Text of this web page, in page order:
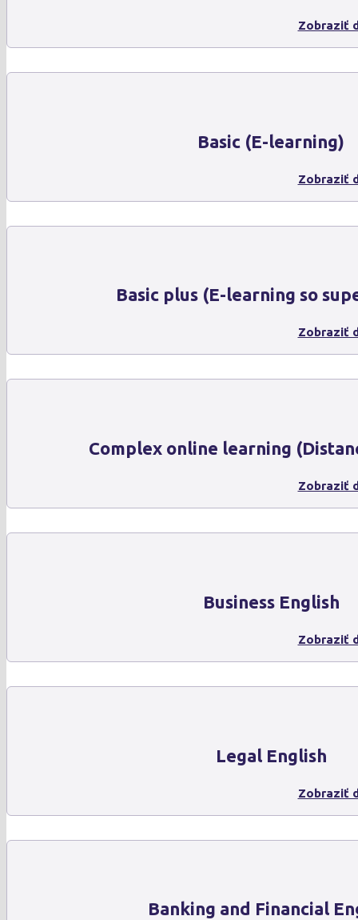
Zobraziť
Basic (E-learning)
Zobraziť
Basic plus (E-learning so
Zobraziť
Complex online learning
Zobraziť
Business English
Zobraziť
Legal English
Zobraziť
Banking and Financial